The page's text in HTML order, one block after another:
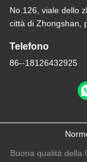
No.126, viale dello
città di Zhongshan,
Telefono
86--18126432925
Buona qualità della